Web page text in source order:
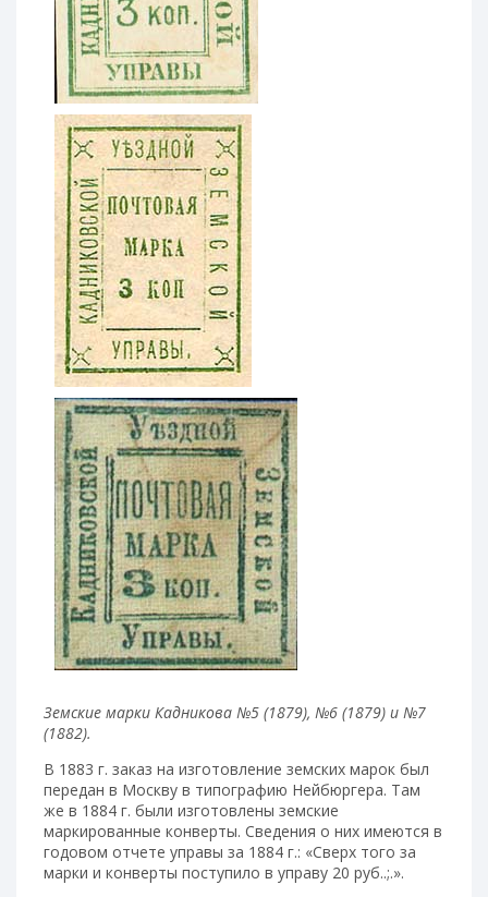
Земские марки Кадникова №5 (1879), №6 (1879) и №7
(1882).
В 1883 г. заказ на изготовление земских марок был
передан в Москву в типографию Нейбюргера. Там
же в 1884 г. были изготовлены земские
маркированные конверты. Сведения о них имеются в
годовом отчете управы за 1884 г.: «Сверх того за
марки и конверты поступило в управу 20 руб..;.».